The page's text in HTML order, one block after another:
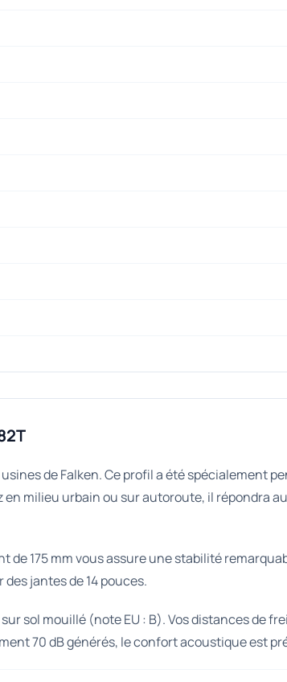
de Falken. Ce profil a été spécialement
milieu urbain ou sur autoroute, il répondra
de 175 mm vous assure une stabilité
jantes de 14 pouces.
sol mouillé (note EU : B). Vos distances de
70 dB générés, le confort acoustique est